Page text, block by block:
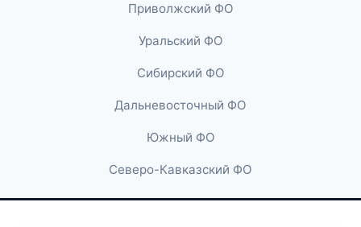
Приволжский ФО
Уральский ФО
Сибирский ФО
Дальневосточный ФО
Южный ФО
Северо-Кавказский ФО